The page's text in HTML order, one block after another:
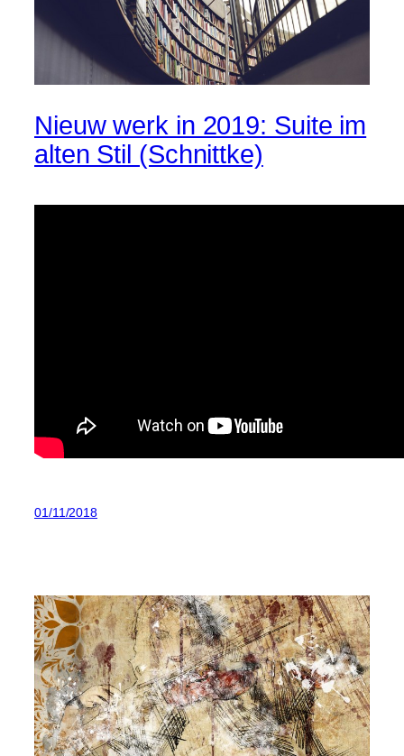
Nieuw werk in 2019: Suite im
alten Stil (Schnittke)
01/11/2018